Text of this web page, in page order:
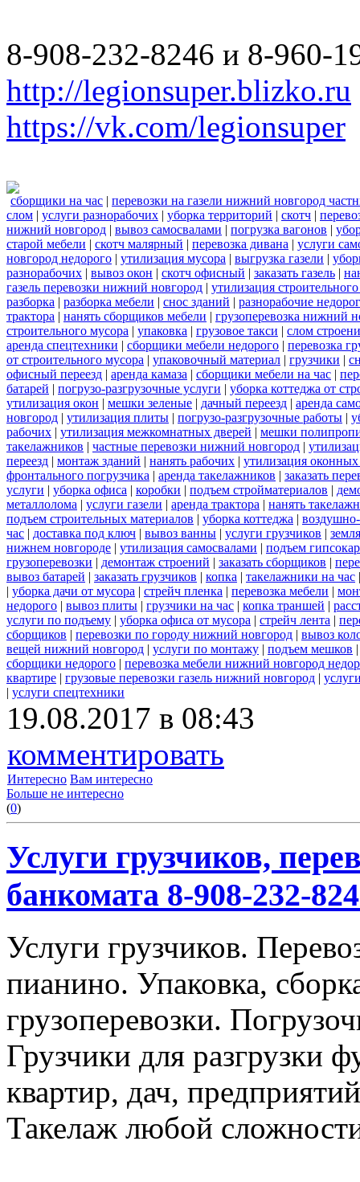
8-908-232-8246 и 8-960-
http://legionsuper.blizko.ru
https://vk.com/legionsuper
сборщики на час | перевозки на газели нижний новгород
слом | услуги разнорабочих | уборка территорий | скотч |
нижний новгород | вывоз самосвалами | погрузка вагонов |
старой мебели | скотч малярный | перевозка дивана | услуги
новгород недорого | утилизация мусора | выгрузка газели |
разнорабочих | вывоз окон | скотч офисный | заказать газель |
газель перевозки нижний новгород | утилизация
разборка | разборка мебели | снос зданий | разнорабочие
трактора | нанять сборщиков мебели | грузоперевозка нижний
строительного мусора | упаковка | грузовое такси | слом
аренда спецтехники | сборщики мебели недорого | перевозка
от строительного мусора | упаковочный материал | грузчики |
офисный переезд | аренда камаза | сборщики мебели на час |
батарей | погрузо-разгрузочные услуги | уборка коттеджа от
утилизация окон | мешки зеленые | дачный переезд | аренда
новгород | утилизация плиты | погрузо-разгрузочные работы |
рабочих | утилизация межкомнатных дверей | мешки
такелажников | частные перевозки нижний новгород |
переезд | монтаж зданий | нанять рабочих | утилизация
фронтального погрузчика | аренда такелажников | заказать
услуги | уборка офиса | коробки | подъем стройматериалов |
металлолома | услуги газели | аренда трактора | нанять
подъем строительных материалов | уборка коттеджа |
час | доставка под ключ | вывоз ванны | услуги грузчиков |
нижнем новгороде | утилизация самосвалами | подъем
грузоперевозки | демонтаж строений | заказать сборщиков |
вывоз батарей | заказать грузчиков | копка | такелажники на час
| уборка дачи от мусора | стрейч пленка | перевозка мебели |
недорого | вывоз плиты | грузчики на час | копка траншей |
услуги по подъему | уборка офиса от мусора | стрейч лента |
сборщиков | перевозки по городу нижний новгород | вывоз
вещей нижний новгород | услуги по монтажу | подъем мешков
сборщики недорого | перевозка мебели нижний новгород
квартире | грузовые перевозки газель нижний новгород |
| услуги спецтехники
19.08.2017 в 08:43
комментировать
Интересно Вам интересно
Больше не интересно
(0)
Услуги грузчиков,
банкомата 8-908-232-
Услуги грузчиков.
пианино. Упаковка,
грузоперевозки.
Грузчики для разгрузки
квартир, дач,
Такелаж любой